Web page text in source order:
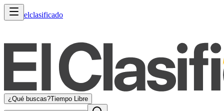
elclasificado
¿Qué buscas?Tiempo Libre